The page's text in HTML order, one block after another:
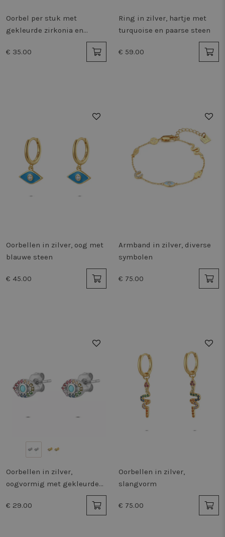
Oorbel per stuk met
gekleurde zirkonia en
€ 35.00
Ring in zilver, hartje met
turquoise en paarse steen
€ 59.00
Oorbellen in zilver, oog met
blauwe steen
€ 45.00
Armband in zilver, diverse
symbolen
€ 75.00
Oorbellen in zilver,
oogvormig met gekleurde
€ 29.00
Oorbellen in zilver,
slangvorm
€ 75.00